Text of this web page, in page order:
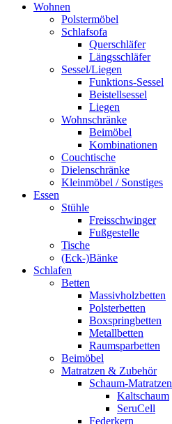
Wohnen
Polstermöbel
Schlafsofa
Querschläfer
Längsschläfer
Sessel/Liegen
Funktions-Sessel
Beistellsessel
Liegen
Wohnschränke
Beimöbel
Kombinationen
Couchtische
Dielenschränke
Kleinmöbel / Sonstiges
Essen
Stühle
Freisschwinger
Fußgestelle
Tische
(Eck-)Bänke
Schlafen
Betten
Massivholzbetten
Polsterbetten
Boxspringbetten
Metallbetten
Raumsparbetten
Beimöbel
Matratzen & Zubehör
Schaum-Matratzen
Kaltschaum
SeruCell
Federkern